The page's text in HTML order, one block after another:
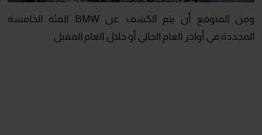
ومن المتوقع أن يتم الكشف عن BMW الفئة الخامسة
المجددة في أواخر العام الحالي أو خلال العام المقبل.